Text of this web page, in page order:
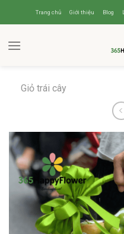
Trang chủ Giới thiệu Blog
Giỏ trái cây